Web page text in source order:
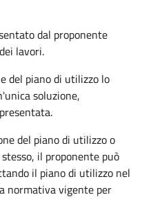
dal proponente
lavori.
del piano di utilizzo lo
soluzione,
del piano di utilizzo o
il proponente può
il piano di utilizzo nel
normativa vigente per